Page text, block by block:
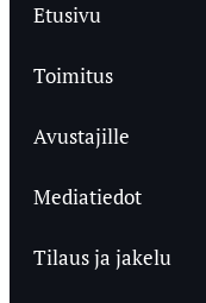
Etusivu
Toimitus
Avustajille
Mediatiedot
Tilaus ja jakelu